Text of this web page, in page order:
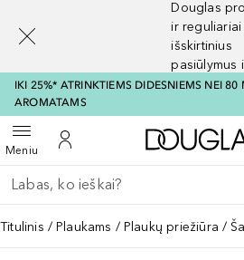
Douglas
ir
išskirtinius
pasiūlymus
nuolaidas
IKI 25%* ATRINKTIEMS DIDESNIEMS NEI 80
AROMATAMS
MeniuAtidaryti meniuĮ mano paskyrą
Grįžk atgal
Vykdykite paiešką
Titulinis Plaukams Plaukų priežiūra
[navigation.slideout.screenreader]